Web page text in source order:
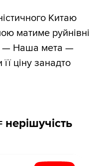
Китаю
матиме руйнівні
— Наша мета —
її ціну занадто